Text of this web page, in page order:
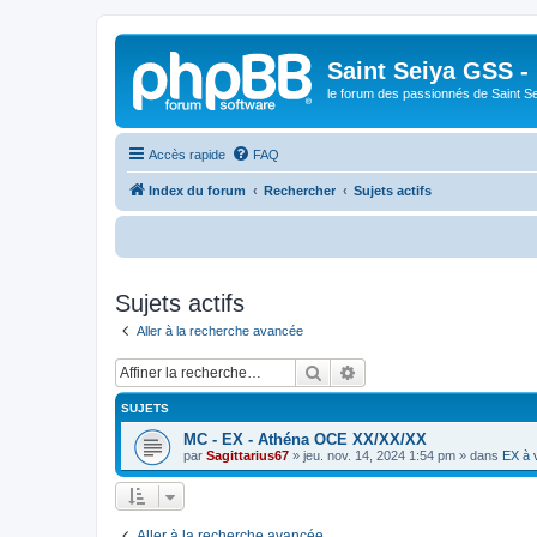
Saint Seiya GSS -
le forum des passionnés de Saint
Accès rapide FAQ
Index du forum Rechercher Sujets actifs
Sujets actifs
Aller à la recherche avancée
Rechercher
SUJETS
MC - EX - Athéna OCE XX/XX/XX
par Sagittarius67 » jeu. nov. 14, 2024 1:54 pm » dans EX à